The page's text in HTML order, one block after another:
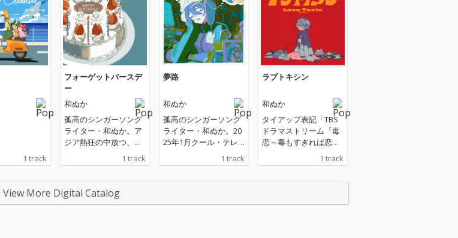
1 track
フォーゲットバースデ
ー
和ぬか
孤高のシンガーソング
ライター・和ぬか。ア
ジア熱狂の中放つ、バ
楽器のようなビートと
のマッチングが耳に残
るアッパーチューン。
1 track
夢路
和ぬか
孤高のシンガーソング
ライター・和ぬか。20
25年1月クール・テレ
東ドラマ25『風のふく
島』OP主題歌、書き下
1 track
ラブトキシン
和ぬか
タイアップ表記「TBS
ドラマストリーム『毒
恋～毒もすぎれば恋と
テーマ」。 濱正悟＆兵
1 track
View More Digital Catalog